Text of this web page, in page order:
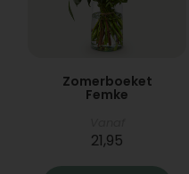
Zomerboeket
Femke
21,95